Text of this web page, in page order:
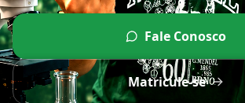
Fale Conosco
Matricule-se